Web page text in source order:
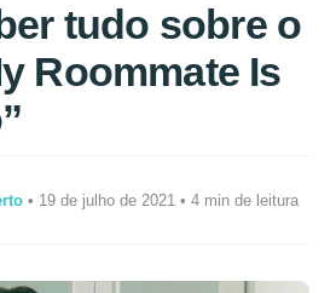
tudo sobre o
Roommate Is
• 19 de julho de 2021 • 4 min de leitura